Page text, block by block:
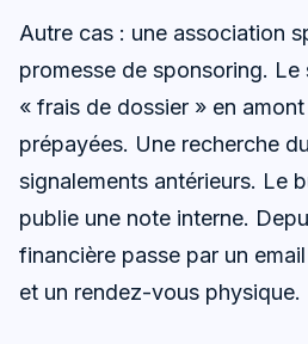
Autre cas : une association
promesse de sponsoring.
« frais de dossier » en
prépayées. Une recherche
signalements antérieurs. Le
publie une note interne.
financière passe par un
et un rendez-vous physique.